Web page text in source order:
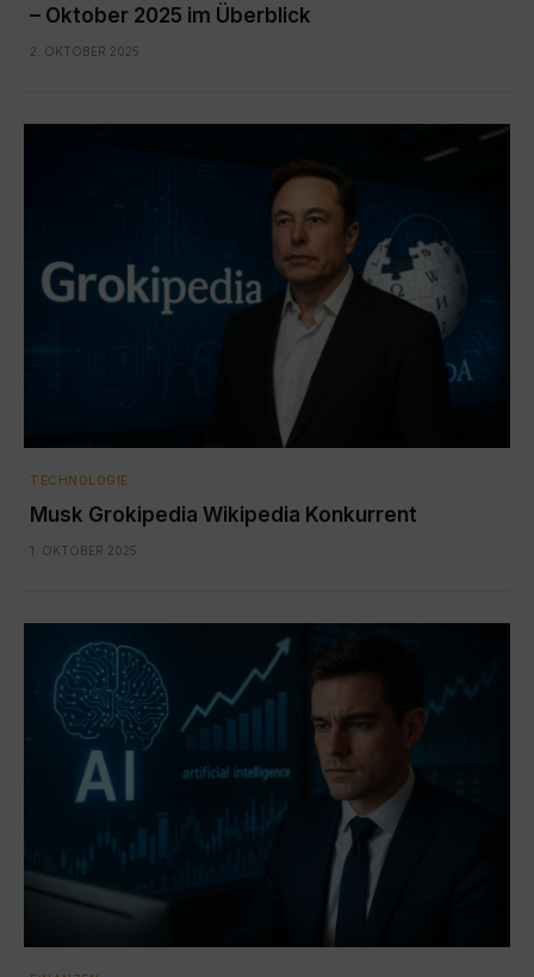
– Oktober 2025 im Überblick
2. OKTOBER 2025
TECHNOLOGIE
Musk Grokipedia Wikipedia Konkurrent
1. OKTOBER 2025